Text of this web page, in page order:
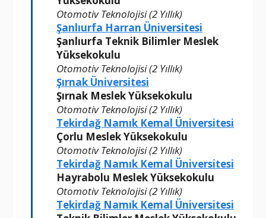
Otomotiv Teknolojisi (2 Yıllık)
Şanlıurfa Harran Üniversitesi
Şanlıurfa Teknik Bilimler Meslek
Yüksekokulu
Otomotiv Teknolojisi (2 Yıllık)
Şırnak Üniversitesi
Şırnak Meslek Yüksekokulu
Otomotiv Teknolojisi (2 Yıllık)
Tekirdağ Namık Kemal Üniversitesi
Çorlu Meslek Yüksekokulu
Otomotiv Teknolojisi (2 Yıllık)
Tekirdağ Namık Kemal Üniversitesi
Hayrabolu Meslek Yüksekokulu
Otomotiv Teknolojisi (2 Yıllık)
Tekirdağ Namık Kemal Üniversitesi